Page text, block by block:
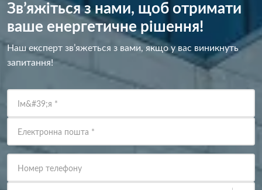
Зв’яжіться з нами, щоб отримати
ваше енергетичне рішення!
Наш експерт зв’яжеться з вами, якщо у вас виникнуть
запитання!
Ім&#39;я *
Електронна пошта *
Номер телефону